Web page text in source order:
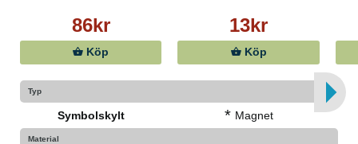
86kr
Köp
13kr
Köp
Typ
Symbolskylt * Magnet
Material